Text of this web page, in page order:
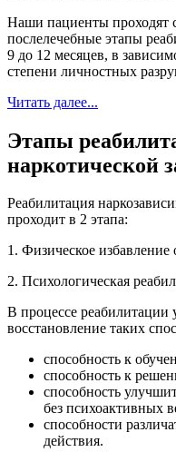
Наши пациенты проходят
послелечебные этапы
9 до 12 месяцев, в
степени личностных
Читать далее...
Этапы
наркотической
Реабилитация
проходит в 2 этапа:
1. Физическое избавление
2. Психологическая
В процессе реабилитации
восстановление таких
способность к
способность к
способность
без психоактивных
способности
действия.